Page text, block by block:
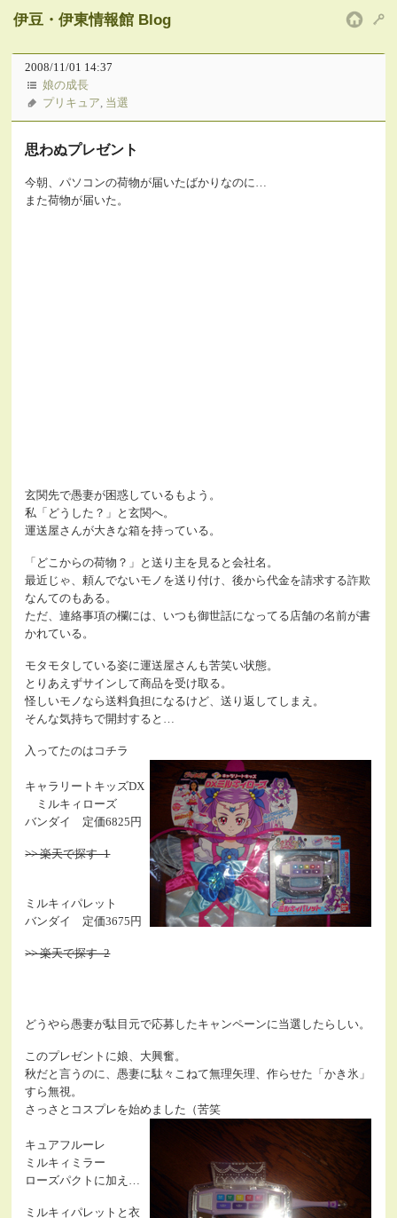
伊豆・伊東情報館 Blog
2008/11/01 14:37
娘の成長
プリキュア, 当選
思わぬプレゼント
今朝、パソコンの荷物が届いたばかりなのに…
また荷物が届いた。
玄関先で愚妻が困惑しているもよう。
私「どうした？」と玄関へ。
運送屋さんが大きな箱を持っている。
「どこからの荷物？」と送り主を見ると会社名。
最近じゃ、頼んでないモノを送り付け、後から代金を請求する詐欺
なんてのもある。
ただ、連絡事項の欄には、いつも御世話になってる店舗の名前が書
かれている。
モタモタしている姿に運送屋さんも苦笑い状態。
とりあえずサインして商品を受け取る。
怪しいモノなら送料負担になるけど、送り返してしまえ。
そんな気持ちで開封すると…
入ってたのはコチラ
キャラリートキッズDX
ミルキィローズ
バンダイ 定価6825円
>> 楽天で探す -1
ミルキィパレット
バンダイ 定価3675円
>> 楽天で探す -2
どうやら愚妻が駄目元で応募したキャンペーンに当選したらしい。
このプレゼントに娘、大興奮。
秋だと言うのに、愚妻に駄々こねて無理矢理、作らせた「かき氷」
すら無視。
さっさとコスプレを始めました（苦笑
キュアフルーレ
ミルキィミラー
ローズパクトに加え…
ミルキィパレットと衣